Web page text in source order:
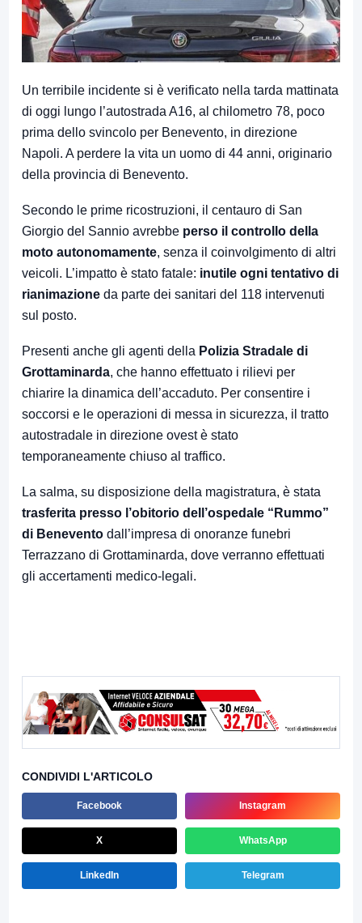
Un terribile incidente si è verificato nella tarda mattinata
di oggi lungo l’autostrada A16, al chilometro 78, poco
prima dello svincolo per Benevento, in direzione
Napoli. A perdere la vita un uomo di 44 anni, originario
della provincia di Benevento.
Secondo le prime ricostruzioni, il centauro di San
Giorgio del Sannio avrebbe perso il controllo della
moto autonomamente, senza il coinvolgimento di altri
veicoli. L’impatto è stato fatale: inutile ogni tentativo di
rianimazione da parte dei sanitari del 118 intervenuti
sul posto.
Presenti anche gli agenti della Polizia Stradale di
Grottaminarda, che hanno effettuato i rilievi per
chiarire la dinamica dell’accaduto. Per consentire i
soccorsi e le operazioni di messa in sicurezza, il tratto
autostradale in direzione ovest è stato
temporaneamente chiuso al traffico.
La salma, su disposizione della magistratura, è stata
trasferita presso l’obitorio dell’ospedale “Rummo”
di Benevento dall’impresa di onoranze funebri
Terrazzano di Grottaminarda, dove verranno effettuati
gli accertamenti medico-legali.
CONDIVIDI L'ARTICOLO
Facebook Instagram
X WhatsApp
LinkedIn Telegram